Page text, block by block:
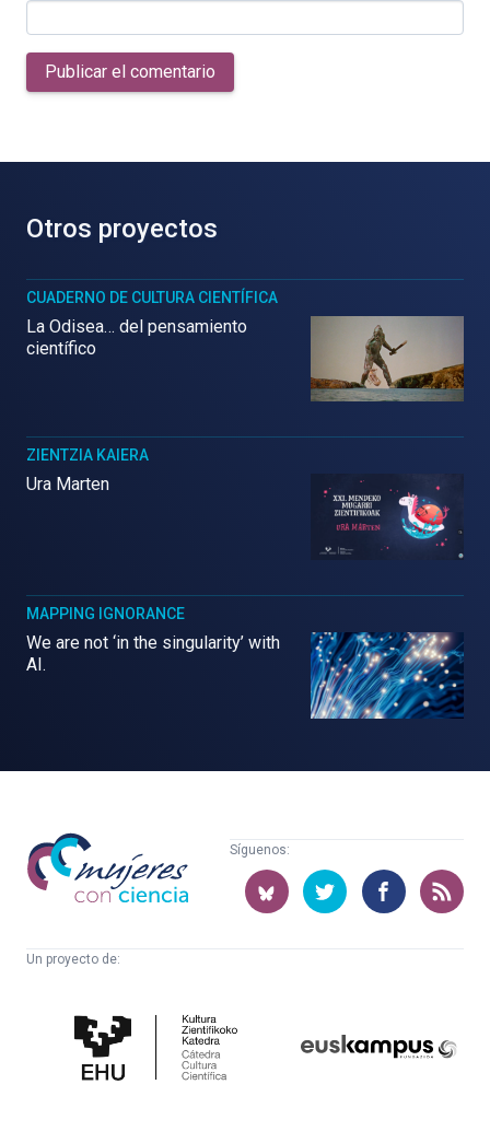
Publicar el comentario
Otros proyectos
CUADERNO DE CULTURA CIENTÍFICA
La Odisea… del pensamiento
científico
ZIENTZIA KAIERA
Ura Marten
MAPPING IGNORANCE
We are not ‘in the singularity’ with
AI.
Mujeres
con
ciencia
Síguenos:
Un proyecto de:
Cultura
Científica